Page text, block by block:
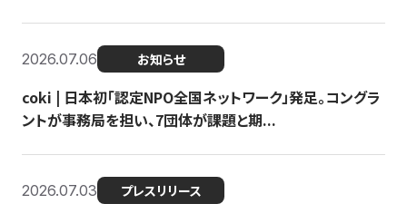
2026.07.06 お知らせ
coki | 日本初「認定NPO全国ネットワーク」発足。コングラ
ントが事務局を担い、7団体が課題と期...
2026.07.03 プレスリリース